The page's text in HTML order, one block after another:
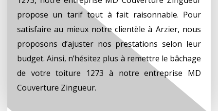
propose un tarif tout à fait raisonnable. Pour
satisfaire au mieux notre clientèle à Arzier, nous
proposons d’ajuster nos prestations selon leur
budget. Ainsi, n’hésitez plus à remettre le bâchage
de votre toiture 1273 à notre entreprise MD
Couverture Zingueur.